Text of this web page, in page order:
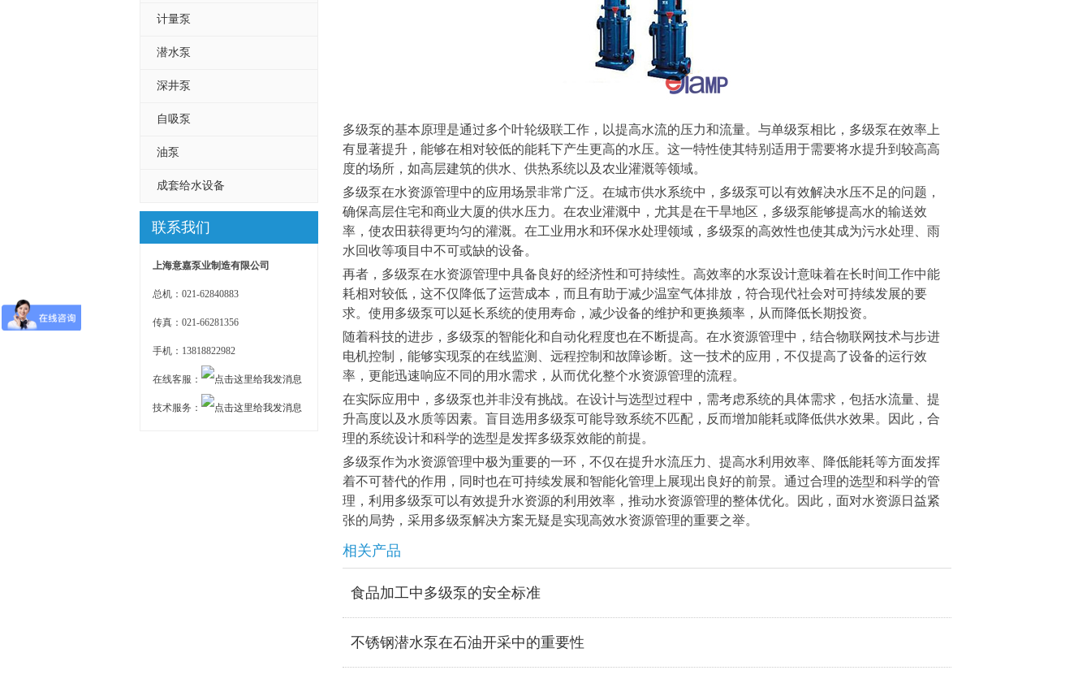
计量泵
潜水泵
深井泵
自吸泵
油泵
成套给水设备
联系我们
上海意嘉泵业制造有限公司
总机：021-62840883
传真：021-66281356
手机：13818822982
在线客服：
技术服务：
多级泵的基本原理是通过多个叶轮级联工作，以提高水流的压力和流量。与单级泵相比，多级泵在效率上
有显著提升，能够在相对较低的能耗下产生更高的水压。这一特性使其特别适用于需要将水提升到较高高
度的场所，如高层建筑的供水、供热系统以及农业灌溉等领域。
多级泵在水资源管理中的应用场景非常广泛。在城市供水系统中，多级泵可以有效解决水压不足的问题，
确保高层住宅和商业大厦的供水压力。在农业灌溉中，尤其是在干旱地区，多级泵能够提高水的输送效
率，使农田获得更均匀的灌溉。在工业用水和环保水处理领域，多级泵的高效性也使其成为污水处理、雨
水回收等项目中不可或缺的设备。
再者，多级泵在水资源管理中具备良好的经济性和可持续性。高效率的水泵设计意味着在长时间工作中能
耗相对较低，这不仅降低了运营成本，而且有助于减少温室气体排放，符合现代社会对可持续发展的要
求。使用多级泵可以延长系统的使用寿命，减少设备的维护和更换频率，从而降低长期投资。
随着科技的进步，多级泵的智能化和自动化程度也在不断提高。在水资源管理中，结合物联网技术与步进
电机控制，能够实现泵的在线监测、远程控制和故障诊断。这一技术的应用，不仅提高了设备的运行效
率，更能迅速响应不同的用水需求，从而优化整个水资源管理的流程。
在实际应用中，多级泵也并非没有挑战。在设计与选型过程中，需考虑系统的具体需求，包括水流量、提
升高度以及水质等因素。盲目选用多级泵可能导致系统不匹配，反而增加能耗或降低供水效果。因此，合
理的系统设计和科学的选型是发挥多级泵效能的前提。
多级泵作为水资源管理中极为重要的一环，不仅在提升水流压力、提高水利用效率、降低能耗等方面发挥
着不可替代的作用，同时也在可持续发展和智能化管理上展现出良好的前景。通过合理的选型和科学的管
理，利用多级泵可以有效提升水资源的利用效率，推动水资源管理的整体优化。因此，面对水资源日益紧
张的局势，采用多级泵解决方案无疑是实现高效水资源管理的重要之举。
相关产品
食品加工中多级泵的安全标准
不锈钢潜水泵在石油开采中的重要性